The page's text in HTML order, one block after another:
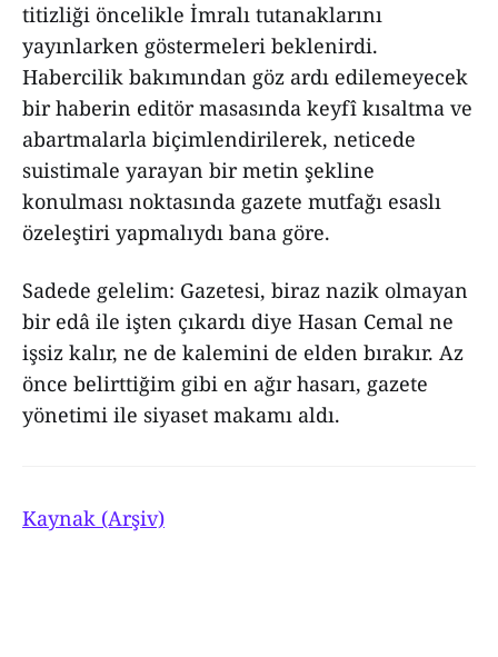
titizliği öncelikle İmralı tutanaklarını
yayınlarken göstermeleri beklenirdi.
Habercilik bakımından göz ardı edilemeyecek
bir haberin editör masasında keyfî kısaltma ve
abartmalarla biçimlendirilerek, neticede
suistimale yarayan bir metin şekline
konulması noktasında gazete mutfağı esaslı
özeleştiri yapmalıydı bana göre.
Sadede gelelim: Gazetesi, biraz nazik olmayan
bir edâ ile işten çıkardı diye Hasan Cemal ne
işsiz kalır, ne de kalemini de elden bırakır. Az
önce belirttiğim gibi en ağır hasarı, gazete
yönetimi ile siyaset makamı aldı.
Kaynak (Arşiv)